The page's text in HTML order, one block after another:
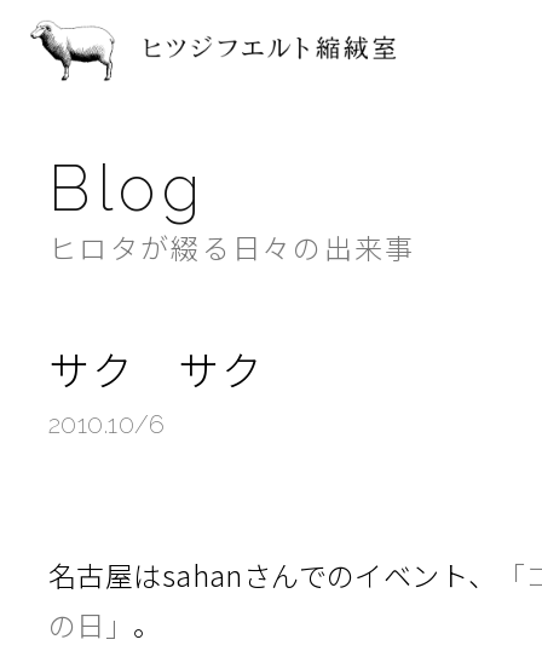
Blog
ヒロタが綴る日々の出来事
サク サク
2010.10/6
名古屋はsahanさんでのイベント、
の日」 。